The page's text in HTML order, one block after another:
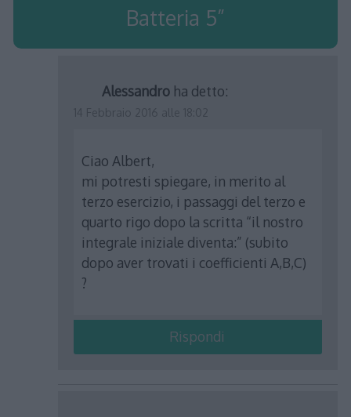
Batteria 5”
Alessandro ha detto:
Ciao Albert,
mi potresti spiegare, in merito al
terzo esercizio, i passaggi del terzo e
quarto rigo dopo la scritta “il nostro
integrale iniziale diventa:” (subito
dopo aver trovati i coefficienti A,B,C)
?
Rispondi